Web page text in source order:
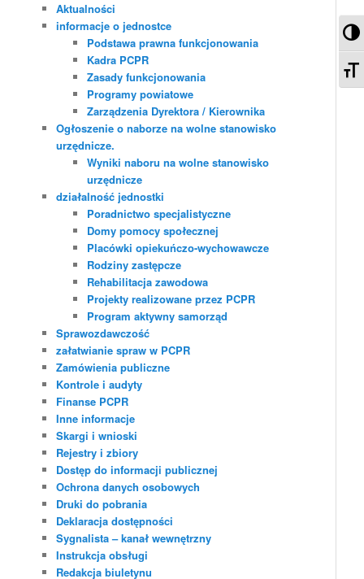
Aktualności
informacje o jednostce
Podstawa prawna funkcjonowania
Kadra PCPR
Zasady funkcjonowania
Programy powiatowe
Zarządzenia Dyrektora / Kierownika
Ogłoszenie o naborze na wolne stanowisko
urzędnicze.
Wyniki naboru na wolne stanowisko
urzędnicze
działalność jednostki
Poradnictwo specjalistyczne
Domy pomocy społecznej
Placówki opiekuńczo-wychowawcze
Rodziny zastępcze
Rehabilitacja zawodowa
Projekty realizowane przez PCPR
Program aktywny samorząd
Sprawozdawczość
załatwianie spraw w PCPR
Zamówienia publiczne
Kontrole i audyty
Finanse PCPR
Inne informacje
Skargi i wnioski
Rejestry i zbiory
Dostęp do informacji publicznej
Ochrona danych osobowych
Druki do pobrania
Deklaracja dostępności
Sygnalista – kanał wewnętrzny
Instrukcja obsługi
Redakcja biuletynu